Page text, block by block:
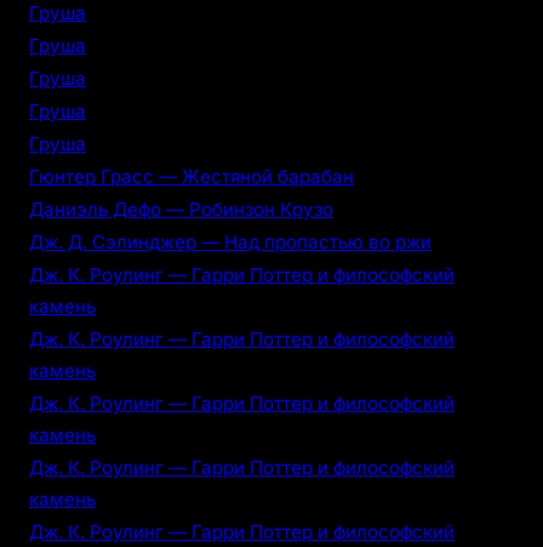
Груша
Груша
Груша
Груша
Груша
Гюнтер Грасс — Жестяной барабан
Даниэль Дефо — Робинзон Крузо
Дж. Д. Сэлинджер — Над пропастью во ржи
Дж. К. Роулинг — Гарри Поттер и философский
камень
Дж. К. Роулинг — Гарри Поттер и философский
камень
Дж. К. Роулинг — Гарри Поттер и философский
камень
Дж. К. Роулинг — Гарри Поттер и философский
камень
Дж. К. Роулинг — Гарри Поттер и философский